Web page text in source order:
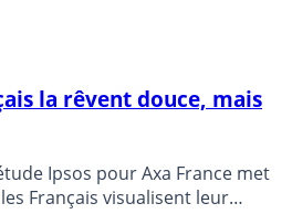
la rêvent douce, mais
Ipsos pour Axa France met
Français visualisent leur